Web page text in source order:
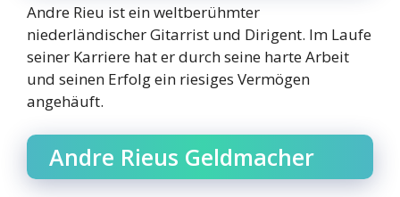
Andre Rieu ist ein weltberühmter
niederländischer Gitarrist und Dirigent. Im Laufe
seiner Karriere hat er durch seine harte Arbeit
und seinen Erfolg ein riesiges Vermögen
angehäuft.
Andre Rieus Geldmacher